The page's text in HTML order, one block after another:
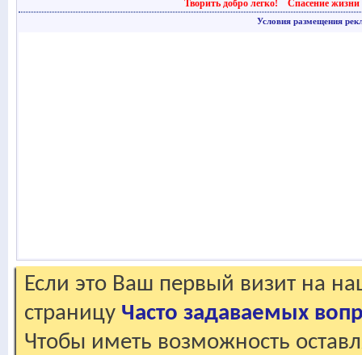
Творить добро легко! Спасение жизни
Условия размещения
Если это Ваш первый визит на
страницу Часто задаваемых
Чтобы иметь возможность